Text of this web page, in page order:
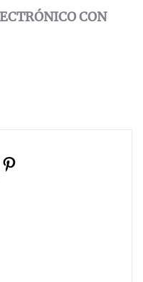
CON
Pinterest